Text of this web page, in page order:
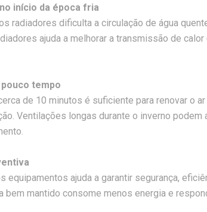
início da época fria
radiadores dificulta a circulação de água
ajuda a melhorar a transmissão de
tempo
de 10 minutos é suficiente para renovar o
Ventilações longas durante o inverno podem
equipamentos ajuda a garantir segurança,
bem mantido consome menos energia e